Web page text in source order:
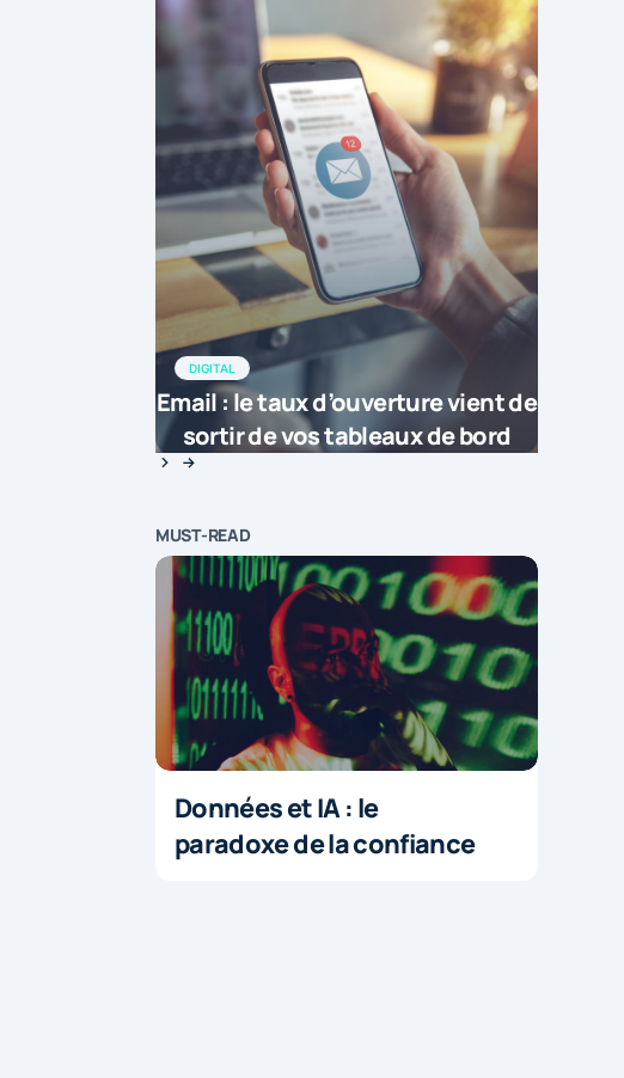
DIGITAL
Email : le taux d’ouverture vient de
sortir de vos tableaux de bord
MUST-READ
Données et IA : le
paradoxe de la confiance